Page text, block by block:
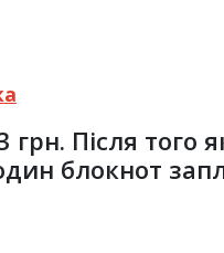
грн. Після
блокнот